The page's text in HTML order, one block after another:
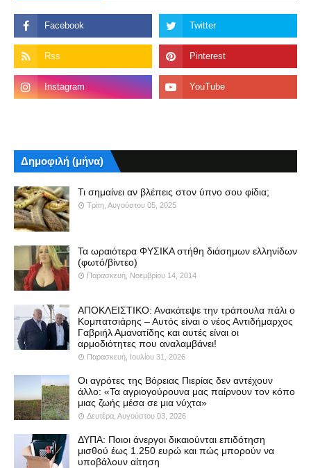
Δημοφιλή (μήνα)
Τι σημαίνει αν βλέπεις στον ύπνο σου φίδια;
Τρίτη, Αυγούστου 05, 2025
Τα ωραιότερα ΦΥΣΙΚΑ στήθη διάσημων ελληνίδων
(φωτό/βίντεο)
Παρασκευή, Νοεμβρίου 14, 2014
ΑΠΟΚΛΕΙΣΤΙΚΟ: Ανακάτεψε την τράπουλα πάλι ο
Κομπατσιάρης – Αυτός είναι ο νέος Αντιδήμαρχος
Γαβριήλ Αμανατίδης και αυτές είναι οι
αρμοδιότητες που αναλαμβάνει!
Παρασκευή, Ιουλίου 31, 2026
Οι αγρότες της Βόρειας Πιερίας δεν αντέχουν
άλλο: «Τα αγριογούρουνα μας παίρνουν τον κόπο
μιας ζωής μέσα σε μια νύχτα»
Δευτέρα, Αυγούστου 03, 2026
ΔΥΠΑ: Ποιοι άνεργοι δικαιούνται επιδότηση
μισθού έως 1.250 ευρώ και πώς μπορούν να
υποβάλουν αίτηση